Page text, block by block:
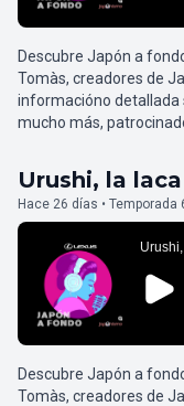
Descubre Japón a
Tomàs, creadores de
informacióno detallada
mucho más,
Urushi, la
Hace 26 días • Temporada
Descubre Japón a
Tomàs, creadores de